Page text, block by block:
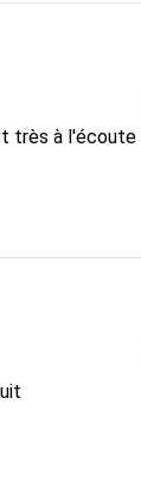
très à l'écoute